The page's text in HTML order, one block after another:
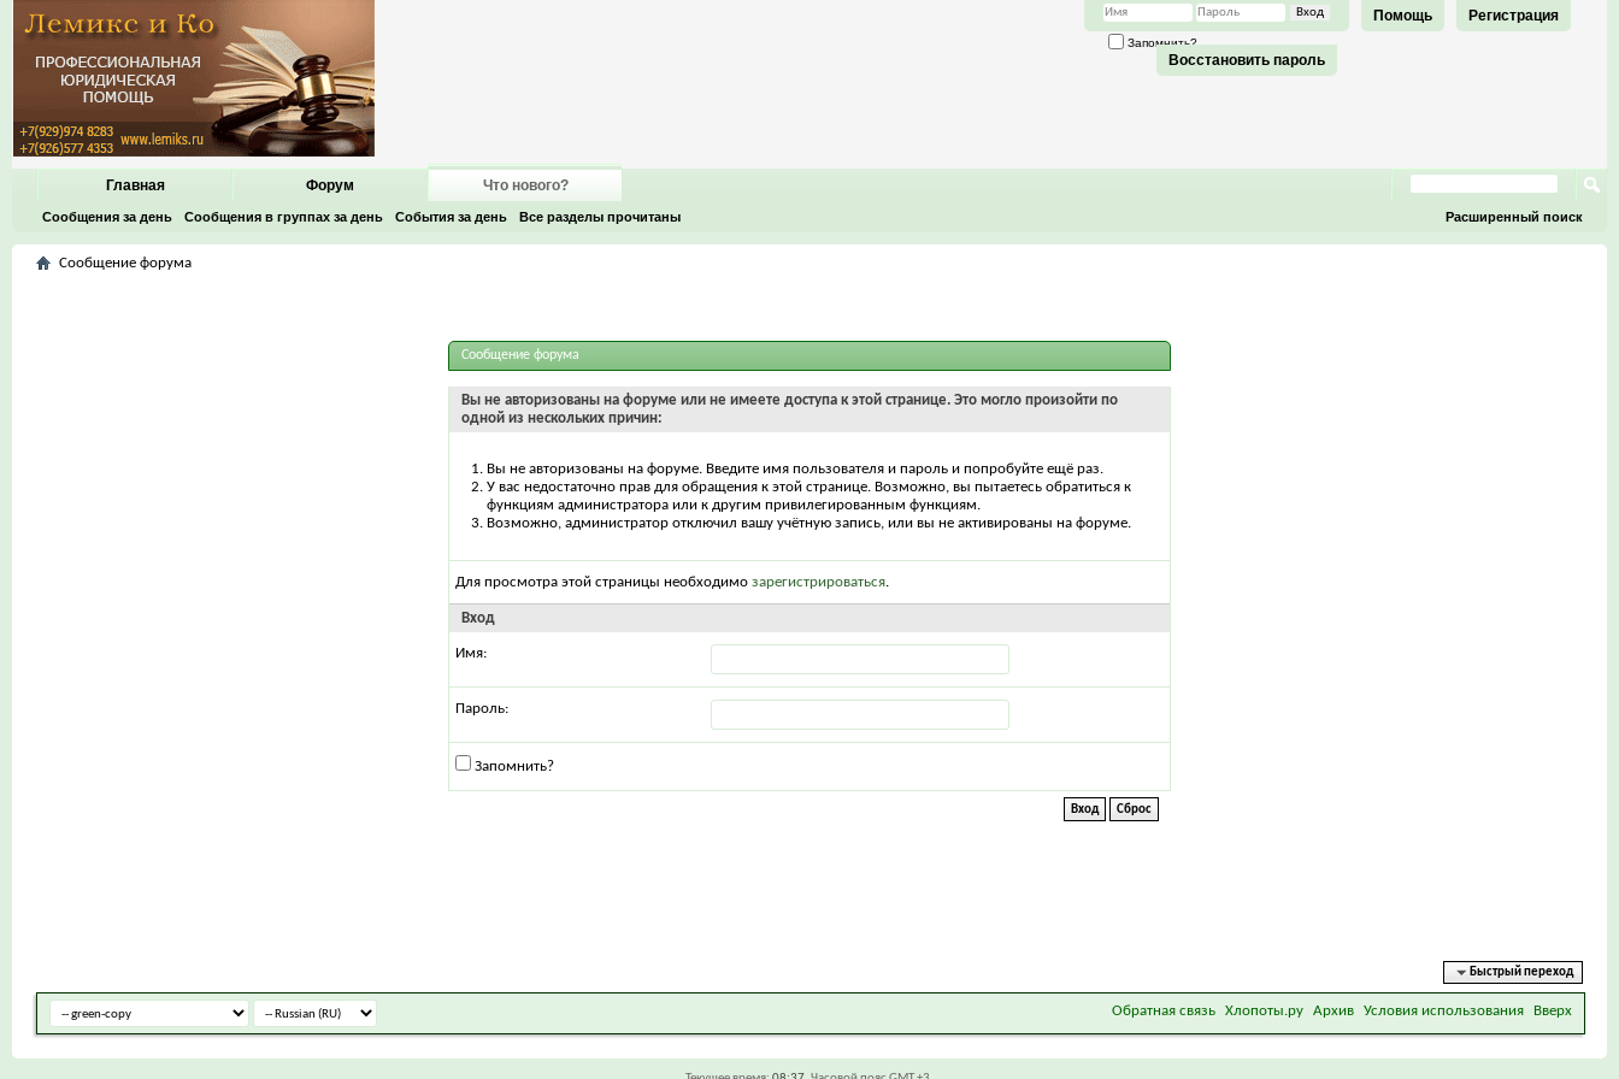
Регистрация
Помощь
Запомнить?
Восстановить пароль
Главная Форум Что нового?
Сообщения за день Сообщения в группах за день События за день Все разделы прочитаны Расширенный поиск
Сообщение форума
Сообщение форума
Вы не авторизованы на форуме или не имеете доступа к этой странице. Это могло произойти по
одной из нескольких причин:
Вы не авторизованы на форуме. Введите имя пользователя и пароль и попробуйте ещё раз.
У вас недостаточно прав для обращения к этой странице. Возможно, вы пытаетесь обратиться к
функциям администратора или к другим привилегированным функциям.
Возможно, администратор отключил вашу учётную запись, или вы не активированы на форуме.
Для просмотра этой страницы необходимо зарегистрироваться.
Вход
Имя:
Пароль:
Запомнить?
Быстрый переход
Обратная связь Хлопоты.ру Архив Условия использования Вверх